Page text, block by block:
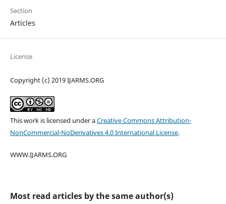
Section
Articles
License
Copyright (c) 2019 IJARMS.ORG
This work is licensed under aCreative Commons Attribution-
NonCommercial-NoDerivatives 4.0 International License.
WWW.IJARMS.ORG
Most read articles by the same author(s)